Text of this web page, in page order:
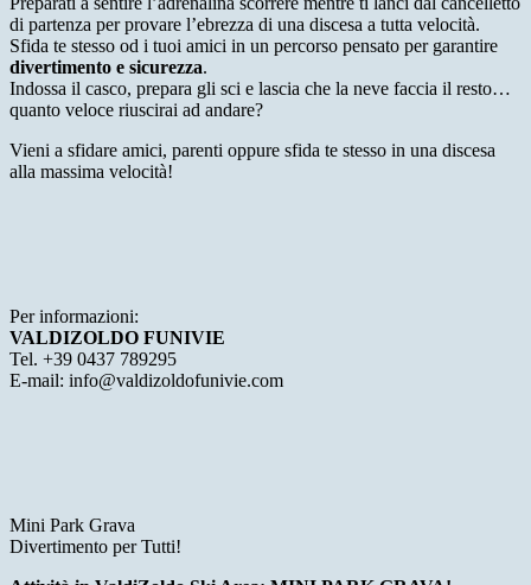
di partenza per provare l’ebrezza di una discesa a tutta velocità.
Sfida te stesso od i tuoi amici in un percorso pensato per garantire
divertimento e sicurezza.
Indossa il casco, prepara gli sci e lascia che la neve faccia il resto…
quanto veloce riuscirai ad andare?
Vieni a sfidare amici, parenti oppure sfida te stesso in una discesa
alla massima velocità!
Per informazioni:
VALDIZOLDO FUNIVIE
Tel. +39 0437 789295
E-mail: info@valdizoldofunivie.com
Mini Park Grava
Divertimento per Tutti!